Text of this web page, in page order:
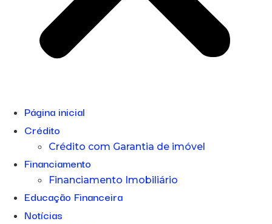
Página inicial
Crédito
Crédito com Garantia de imóvel
Financiamento
Financiamento Imobiliário
Educação Financeira
Notícias